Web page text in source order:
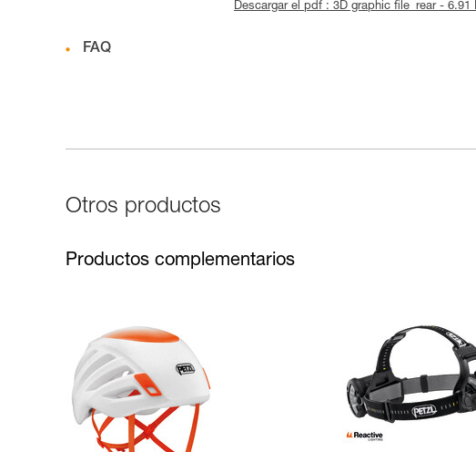
Descargar el pdf : 3D graphic file_rear - 6.91
FAQ
Otros productos
Productos complementarios